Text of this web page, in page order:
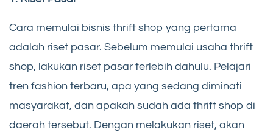
Cara memulai bisnis thrift shop yang pertama
adalah riset pasar. Sebelum memulai usaha thrift
shop, lakukan riset pasar terlebih dahulu. Pelajari
tren fashion terbaru, apa yang sedang diminati
masyarakat, dan apakah sudah ada thrift shop di
daerah tersebut. Dengan melakukan riset, akan